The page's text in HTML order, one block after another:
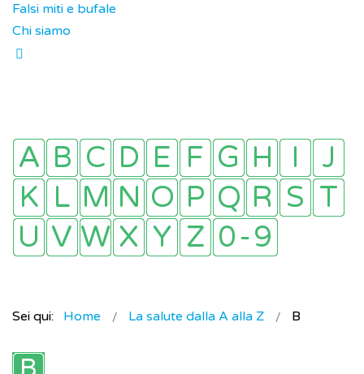
Falsi miti e bufale
Chi siamo
Sei qui: Home La salute dalla A alla Z B